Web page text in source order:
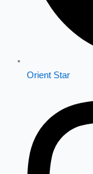
Orient Star